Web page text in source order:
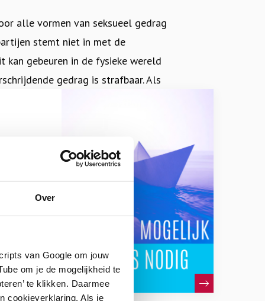
Over
van Google om jouw
om je de mogelijkheid te
te klikken. Daarmee
cookieverklaring. Als je
alle vormen van seksueel gedrag
stemt niet in met de
kan gebeuren in de fysieke wereld
gedrag is strafbaar. Als
situaties waarbij de pleger
macht. Bij seksueel misbruik is
seksuele handelingen die
Seksueel geweld kan zowel
geweld is er géén fysiek contact
shame sexting en sextortion
tussen pleger en slachtoffer: